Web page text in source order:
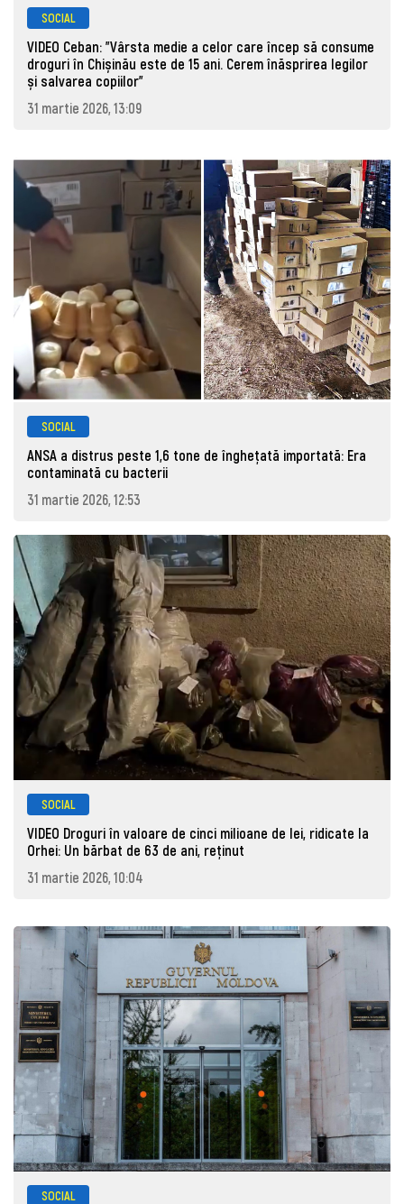
SOCIAL
VIDEO Ceban: "Vârsta medie a celor care încep să consume
droguri în Chișinău este de 15 ani. Cerem înăsprirea legilor
și salvarea copiilor"
31 martie 2026, 13:09
SOCIAL
ANSA a distrus peste 1,6 tone de înghețată importată: Era
contaminată cu bacterii
31 martie 2026, 12:53
SOCIAL
VIDEO Droguri în valoare de cinci milioane de lei, ridicate la
Orhei: Un bărbat de 63 de ani, reţinut
31 martie 2026, 10:04
SOCIAL